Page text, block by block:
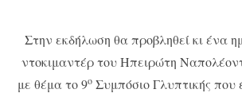
Στην εκδήλωση θα προβληθεί κι ένα
ντοκιμαντέρ του Ηπειρώτη
με θέμα το 9ο Συμπόσιο Γλυπτικής που